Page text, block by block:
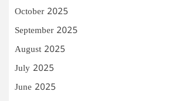
October 2025
September 2025
August 2025
July 2025
June 2025